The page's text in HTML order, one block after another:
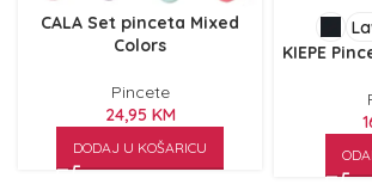
CALA Set pinceta Mixed
Colors
Pincete
24,95 KM
DODAJ U KOŠARICU
KIEPE